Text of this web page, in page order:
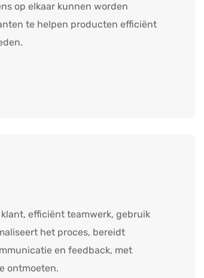
op elkaar kunnen worden
te helpen producten efficiënt
efficiënt teamwerk, gebruik
het proces, bereidt
en feedback, met
ontmoeten.